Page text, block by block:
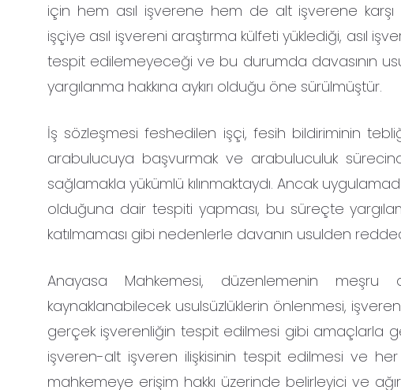
için hem asıl işverene hem de alt işverene karşı
işçiye asıl işvereni araştırma külfeti yüklediği, asıl
tespit edilemeyeceği ve bu durumda davasının
yargılanma hakkına aykırı olduğu öne sürülmüştür.
İş sözleşmesi feshedilen işçi, fesih bildiriminin
arabulucuya başvurmak ve arabuluculuk
sağlamakla yükümlü kılınmaktaydı. Ancak
olduğuna dair tespiti yapması, bu süreçte
katılmaması gibi nedenlerle davanın usulden
Anayasa Mahkemesi, düzenlemenin
kaynaklanabilecek usulsüzlüklerin önlenmesi,
gerçek işverenliğin tespit edilmesi gibi amaçlarla
işveren-alt işveren ilişkisinin tespit edilmesi ve her
mahkemeye erişim hakkı üzerinde belirleyici ve